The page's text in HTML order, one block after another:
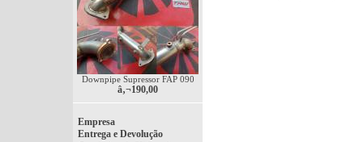
Downpipe Supressor FAP 090
â‚¬190,00
Empresa
Entrega e Devolução